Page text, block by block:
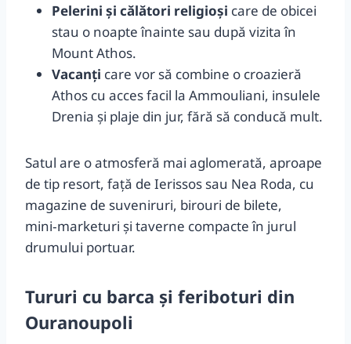
Pelerini și călători religioși care de obicei
stau o noapte înainte sau după vizita în
Mount Athos.
Vacanți care vor să combine o croazieră
Athos cu acces facil la Ammouliani, insulele
Drenia și plaje din jur, fără să conducă mult.
Satul are o atmosferă mai aglomerată, aproape
de tip resort, față de Ierissos sau Nea Roda, cu
magazine de suveniruri, birouri de bilete,
mini‑marketuri și taverne compacte în jurul
drumului portuar.
Tururi cu barca și feriboturi din
Ouranoupoli